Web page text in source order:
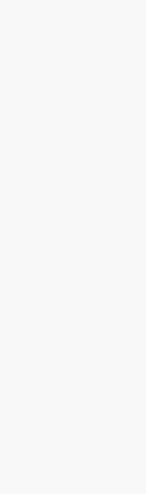
việc gì?
nhau như bảng dưới.